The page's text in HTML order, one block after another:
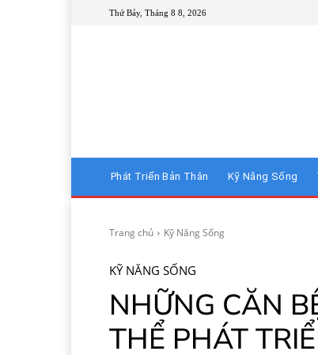
Thứ Bảy, Tháng 8 8, 2026
Phát Triển Bản Thân Kỹ Năng Sống
Trang chủ Kỹ Năng Sống
KỸ NĂNG SỐNG
NHỮNG CĂN
THỂ PHÁT